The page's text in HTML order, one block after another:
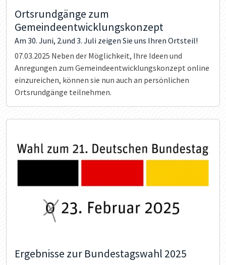
Ortsrundgänge zum
Gemeindeentwicklungskonzept
Am 30. Juni, 2.und 3. Juli zeigen Sie uns Ihren Ortsteil!
07.03.2025 Neben der Möglichkeit, Ihre Ideen und
Anregungen zum Gemeindeentwicklungskonzept online
einzureichen, können sie nun auch an persönlichen
Ortsrundgänge teilnehmen.
Ergebnisse zur Bundestagswahl 2025